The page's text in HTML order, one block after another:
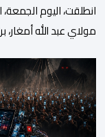
انطلقت، اليوم
مولاي عبد الله
للجديدة، ورئيس
شخصيات مدنية
الموسم بالخيمة